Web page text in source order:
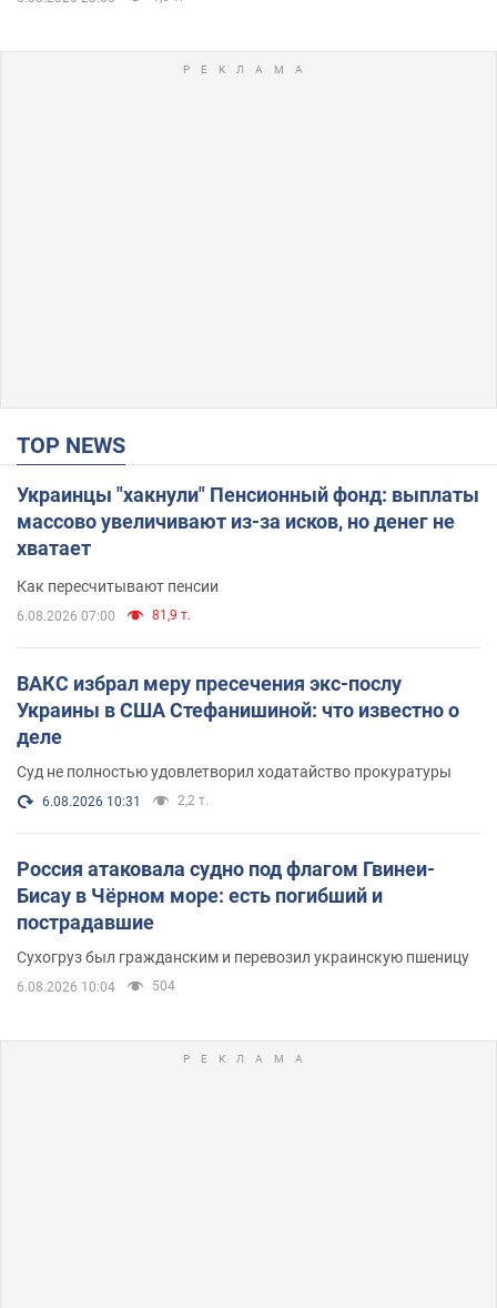
TOP NEWS
Украинцы "хакнули" Пенсионный фонд: выплаты
массово увеличивают из-за исков, но денег не
хватает
Как пересчитывают пенсии
6.08.2026 07:00 81,9 т.
ВАКС избрал меру пресечения экс-послу
Украины в США Стефанишиной: что известно о
деле
Суд не полностью удовлетворил ходатайство прокуратуры
6.08.2026 10:31 2,2 т.
Россия атаковала судно под флагом Гвинеи-
Бисау в Чёрном море: есть погибший и
пострадавшие
Сухогруз был гражданским и перевозил украинскую пшеницу
6.08.2026 10:04 504